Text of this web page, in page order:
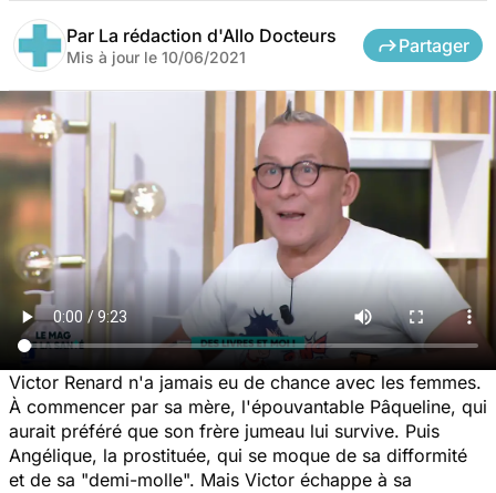
Par La rédaction d'Allo Docteurs
Mis à jour le 10/06/2021
Partager
Victor Renard n'a jamais eu de chance avec les femmes.
À commencer par sa mère, l'épouvantable Pâqueline, qui
aurait préféré que son frère jumeau lui survive. Puis
Angélique, la prostituée, qui se moque de sa difformité
et de sa "demi-molle". Mais Victor échappe à sa